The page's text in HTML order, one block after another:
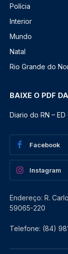
Polícia
Interior
Mundo
Natal
Rio Grande do
BAIXE O PDF
Diario do RN –
Facebook
Instagram
Endereço: R.
59065-220
Telefone: (84)